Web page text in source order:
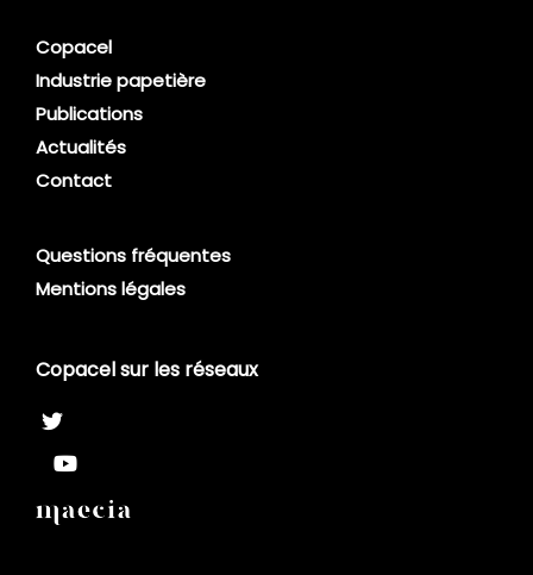
Copacel
Industrie papetière
Publications
Actualités
Contact
Questions fréquentes
Mentions légales
Copacel sur les réseaux